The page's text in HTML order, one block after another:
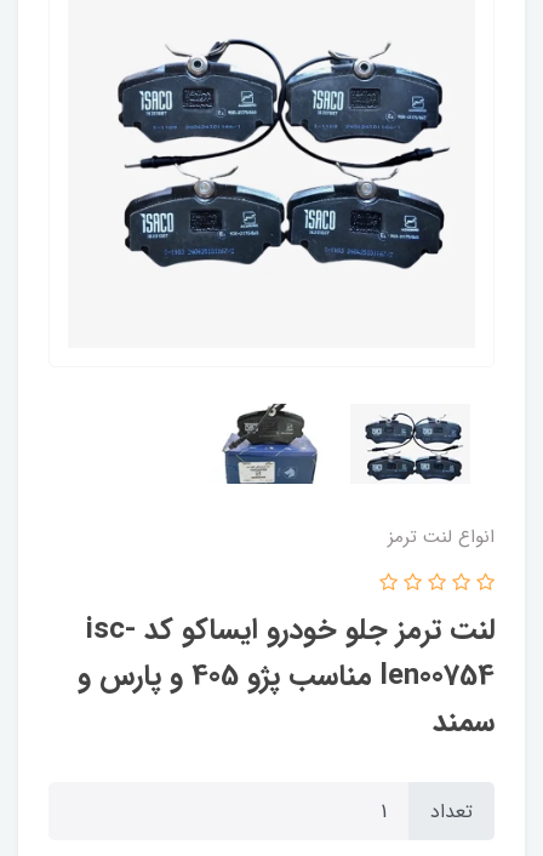
انواع لنت ترمز
لنت ترمز جلو خودرو ایساکو کد isc-
len00754 مناسب پژو 405 و پارس و
سمند
تعداد